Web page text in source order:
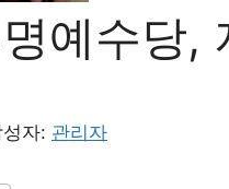
예수당,
성자: 관리자